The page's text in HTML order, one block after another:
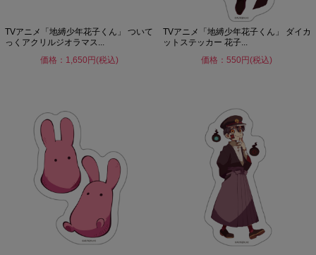
TVアニメ「地縛少年花子くん」 ついて
っくアクリルジオラマス...
価格：1,650円(税込)
TVアニメ「地縛少年花子くん」 ダイカ
ットステッカー 花子...
価格：550円(税込)